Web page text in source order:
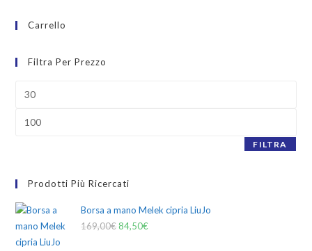
Carrello
Filtra Per Prezzo
FILTRA
Prodotti Più Ricercati
Borsa a mano Melek cipria LiuJo
169,00€ 84,50€